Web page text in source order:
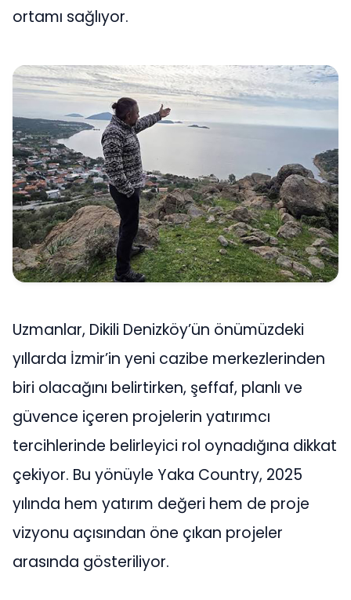
ortamı sağlıyor.
Uzmanlar, Dikili Denizköy’ün önümüzdeki
yıllarda İzmir’in yeni cazibe merkezlerinden
biri olacağını belirtirken, şeffaf, planlı ve
güvence içeren projelerin yatırımcı
tercihlerinde belirleyici rol oynadığına dikkat
çekiyor. Bu yönüyle Yaka Country, 2025
yılında hem yatırım değeri hem de proje
vizyonu açısından öne çıkan projeler
arasında gösteriliyor.